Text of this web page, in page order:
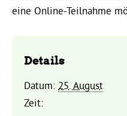
Satzung
Grünes Zentrum
eine Online-Teilnahme
Details
Datum: 25. August
Zeit: